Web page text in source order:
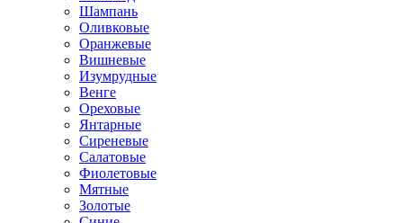
Шампань
Оливковые
Оранжевые
Вишневые
Изумрудные
Венге
Ореховые
Янтарные
Сиреневые
Салатовые
Фиолетовые
Мятные
Золотые